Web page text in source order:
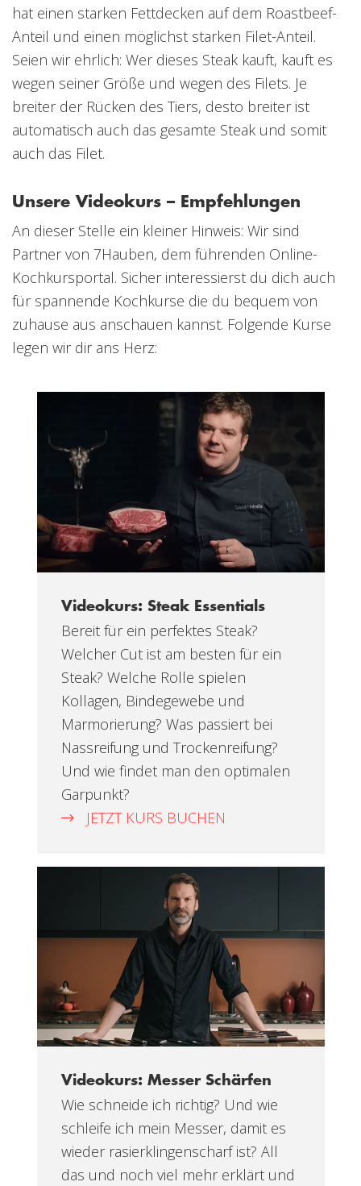
hat einen starken Fettdecken auf dem Roastbeef-
Anteil und einen möglichst starken Filet-Anteil.
Seien wir ehrlich: Wer dieses Steak kauft, kauft es
wegen seiner Größe und wegen des Filets. Je
breiter der Rücken des Tiers, desto breiter ist
automatisch auch das gesamte Steak und somit
auch das Filet.
Unsere Videokurs – Empfehlungen
An dieser Stelle ein kleiner Hinweis: Wir sind
Partner von 7Hauben, dem führenden Online-
Kochkursportal. Sicher interessierst du dich auch
für spannende Kochkurse die du bequem von
zuhause aus anschauen kannst. Folgende Kurse
legen wir dir ans Herz:
Videokurs: Steak Essentials
Bereit für ein perfektes Steak?
Welcher Cut ist am besten für ein
Steak? Welche Rolle spielen
Kollagen, Bindegewebe und
Marmorierung? Was passiert bei
Nassreifung und Trockenreifung?
Und wie findet man den optimalen
Garpunkt?
JETZT KURS BUCHEN
Videokurs: Messer Schärfen
Wie schneide ich richtig? Und wie
schleife ich mein Messer, damit es
wieder rasierklingenscharf ist? All
das und noch viel mehr erklärt und